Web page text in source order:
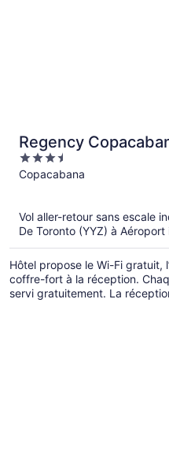
Regency
3.5
out
Copacabana
Vol aller-retour sans escale
De Toronto (YYZ) à
Antonio Carlos Jobim (GIG)
Hôtel propose le Wi-Fi gratuit,
coffre-fort à la réception.
servi gratuitement. La